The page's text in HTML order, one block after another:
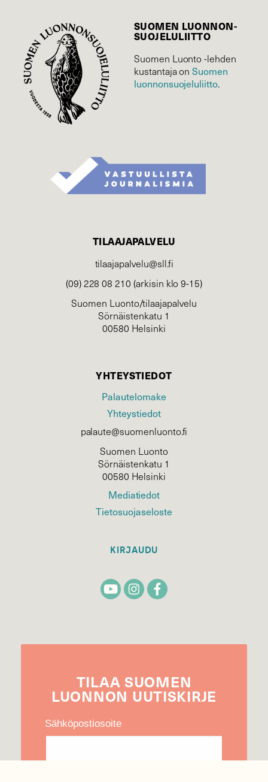
SUOMEN LUONNON­
SUOJELU­LIITTO
Suomen Luonto -lehden
kustantaja onSuomen
luonnonsuojelu­liitto.
TILAAJAPALVELU
tilaajapalvelu@sll.fi
(09) 228 08 210 (arkisin klo 9-15)
Suomen Luonto/tilaajapalvelu
Sörnäistenkatu 1
00580 Helsinki
YHTEYSTIEDOT
Palautelomake
Yhteystiedot
palaute@suomenluonto.fi
Suomen Luonto
Sörnäistenkatu 1
00580 Helsinki
Mediatiedot
Tietosuojaseloste
KIRJAUDU
TILAA SUOMEN
LUONNON UUTIS­KIRJE
Sähköpostiosoite